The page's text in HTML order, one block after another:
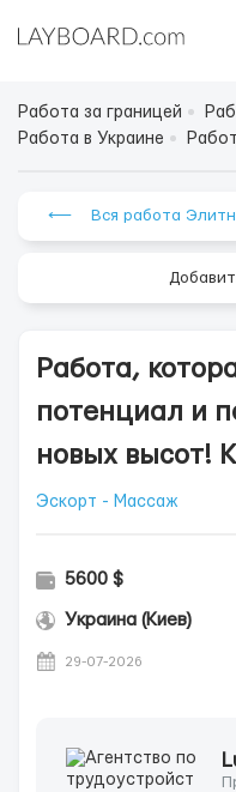
Работа за границей
Работа в Украине
⟵ Вся работа
Работа,
потенциал и
новых высот!
Эскорт - Массаж
5600 $
Украина (Киев)
29-07-2026